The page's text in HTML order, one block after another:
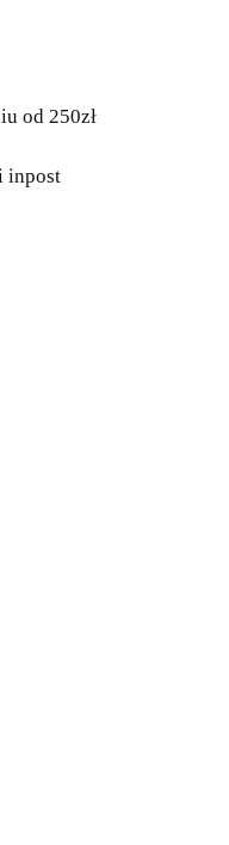
od 250zł
inpost